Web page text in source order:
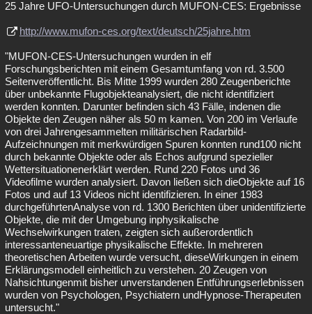
25 Jahre UFO-Untersuchungen durch MUFON-CES: Ergebnisse
http://www.mufon-ces.org/text/deutsch/25jahre.htm
"MUFON-CES-Untersuchungen wurden in elf
Forschungsberichten mit einem Gesamtumfang von rd. 3.500
Seitenveröffentlicht. Bis Mitte 1999 wurden 280 Zeugenberichte
über unbekannte Flugobjekteanalysiert, die nicht identifiziert
werden konnten. Darunter befinden sich 43 Fälle, indenen die
Objekte den Zeugen näher als 50 m kamen. Von 200 im Verlaufe
von drei Jahrengesammelten militärischen Radarbild-
Aufzeichnungen mit merkwürdigen Spuren konnten rund100 nicht
durch bekannte Objekte oder als Echos aufgrund spezieller
Wettersituationenerklärt werden. Rund 220 Fotos und 36
Videofilme wurden analysiert. Davon ließen sich dieObjekte auf 16
Fotos und auf 13 Videos nicht identifizieren. In einer 1983
durchgeführtenAnalyse von rd. 1300 Berichten über unidentifizierte
Objekte, die mit der Umgebung inphysikalische
Wechselwirkungen traten, zeigten sich außerordentlich
interessanteneuartige physikalische Effekte. In mehreren
theoretischen Arbeiten wurde versucht, dieseWirkungen in einem
Erklärungsmodell einheitlich zu verstehen. 20 Zeugen von
Nahsichtungenmit bisher unverstandenen Entführungserlebnissen
wurden von Psychologen, Psychiatern undHypnose-Therapeuten
untersucht."